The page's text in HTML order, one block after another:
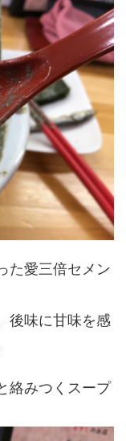
た愛三倍セメン
後味に甘味を感
絡みつくスープ